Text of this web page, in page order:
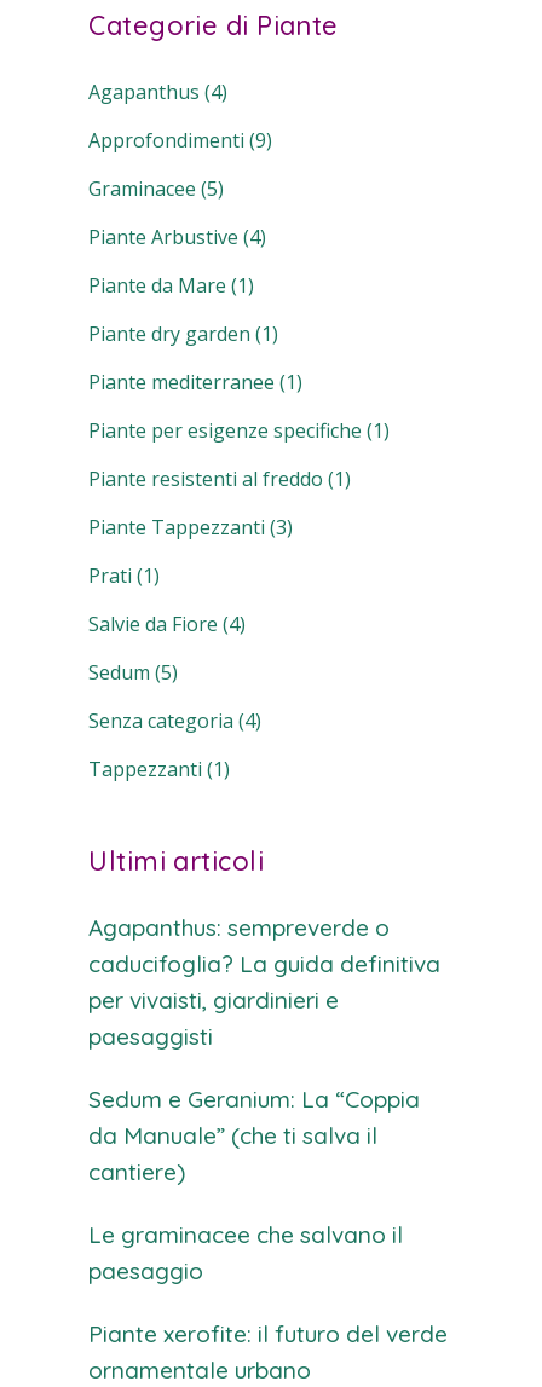
Categorie di Piante
Agapanthus (4)
Approfondimenti (9)
Graminacee (5)
Piante Arbustive (4)
Piante da Mare (1)
Piante dry garden (1)
Piante mediterranee (1)
Piante per esigenze specifiche (1)
Piante resistenti al freddo (1)
Piante Tappezzanti (3)
Prati (1)
Salvie da Fiore (4)
Sedum (5)
Senza categoria (4)
Tappezzanti (1)
Ultimi articoli
Agapanthus: sempreverde o
caducifoglia? La guida definitiva
per vivaisti, giardinieri e
paesaggisti
Sedum e Geranium: La “Coppia
da Manuale” (che ti salva il
cantiere)
Le graminacee che salvano il
paesaggio
Piante xerofite: il futuro del verde
ornamentale urbano